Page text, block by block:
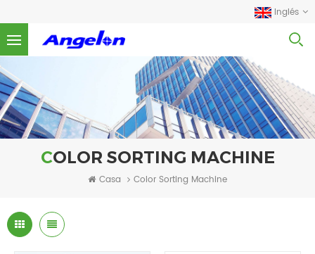
Inglés
COLOR SORTING MACHINE
Casa Color Sorting Machine